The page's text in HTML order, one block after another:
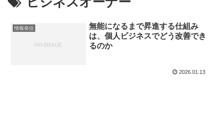
情報発信
無能になるまで昇進する仕組み
は、個人ビジネスでどう改善でき
るのか
2026.01.13